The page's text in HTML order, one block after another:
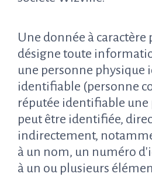
Une donnée à caractère
désigne toute
une personne physique
identifiable (personne
réputée identifiable une
peut être identifiée,
indirectement,
à un nom, un numéro
à un ou plusieurs